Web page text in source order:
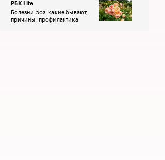
РБК Life
Болезни роз: какие бывают,
причины, профилактика